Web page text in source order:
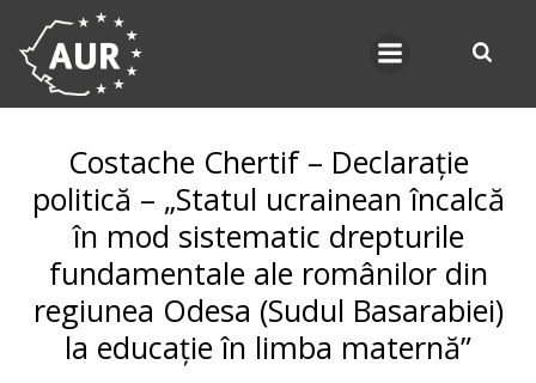
Costache Chertif – Declarație
politică – „Statul ucrainean încalcă
în mod sistematic drepturile
fundamentale ale românilor din
regiunea Odesa (Sudul Basarabiei)
la educație în limba maternă”